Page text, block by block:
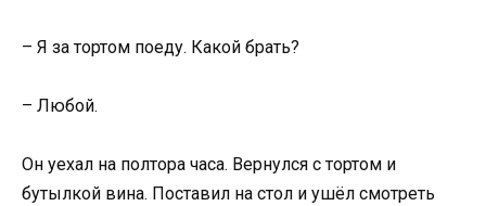
– Я за тортом поеду. Какой брать?
– Любой.
Он уехал на полтора часа. Вернулся с тортом и
бутылкой вина. Поставил на стол и ушёл смотреть